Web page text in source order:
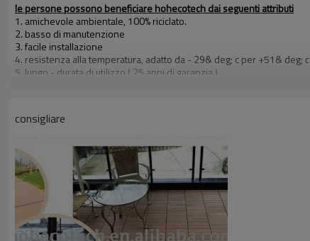
le persone possono beneficiare hohecotech dai seguenti attributi
1. amichevole ambientale, 100% riciclato.
2. basso di manutenzione
3. facile installazione
4. resistenza alla temperatura, adatto da - 29& deg; c per +51& deg; c
5. lungo - durata di utilizzo ( 25 anni di garanzia )
9. look elegante
certificati
Ce, rohs, iso9001, iso14001, intertek test di relazione con astm
consigliare